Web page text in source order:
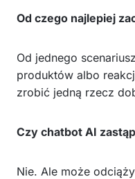
Od czego najlepiej
Od jednego
produktów albo
zrobić jedną rzecz
Czy chatbot AI
Nie. Ale może